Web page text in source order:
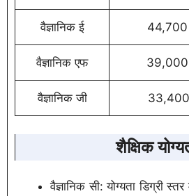
वैज्ञानिक ई
वैज्ञानिक एफ
वैज्ञानिक जी
शैक्षिक
वैज्ञानिक सी: योग्यता डिग्री